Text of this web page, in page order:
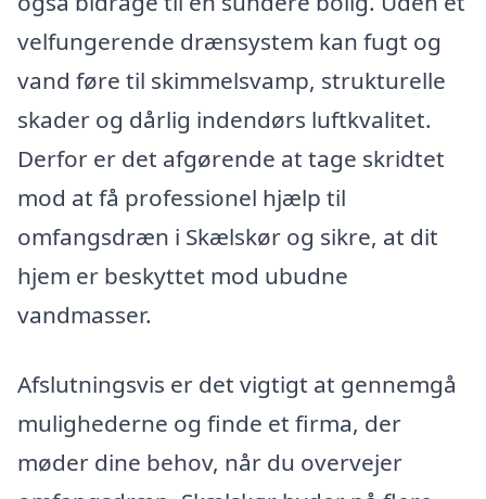
velfungerende drænsystem kan fugt og
vand føre til skimmelsvamp, strukturelle
skader og dårlig indendørs luftkvalitet.
Derfor er det afgørende at tage skridtet
mod at få professionel hjælp til
omfangsdræn i Skælskør og sikre, at dit
hjem er beskyttet mod ubudne
vandmasser.
Afslutningsvis er det vigtigt at gennemgå
mulighederne og finde et firma, der
møder dine behov, når du overvejer